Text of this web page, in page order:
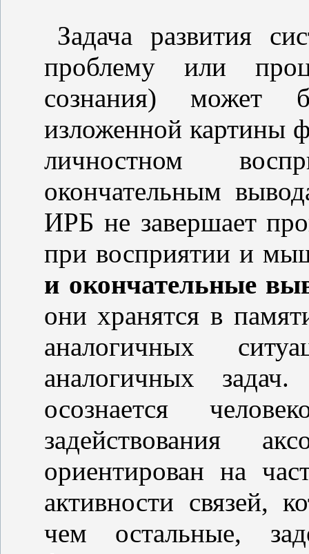
Задача развития
проблему или
сознания) может
изложенной картины
личностном
окончательным
ИРБ не завершает
при восприятии и
и окончательные
они хранятся в
аналогичных
аналогичных
осознается
задействования
ориентирован на
активности связей,
чем остальные,